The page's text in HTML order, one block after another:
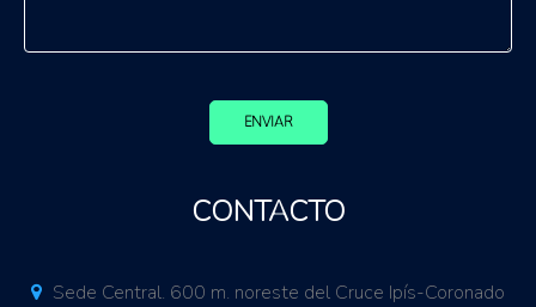
ENVIAR
CONTACTO
Sede Central. 600 m. noreste del Cruce Ipís-Coronado